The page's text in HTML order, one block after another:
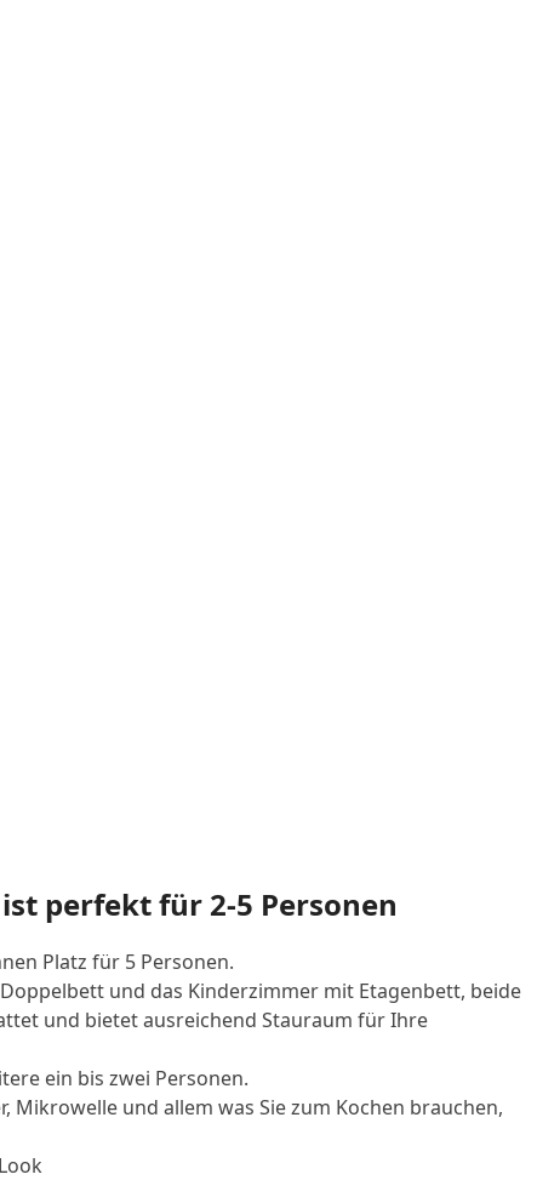
perfekt für 2-5 Personen
Platz für 5 Personen.
und das Kinderzimmer mit Etagenbett, beide
und bietet ausreichend Stauraum für Ihre
ein bis zwei Personen.
Mikrowelle und allem was Sie zum Kochen brauchen,